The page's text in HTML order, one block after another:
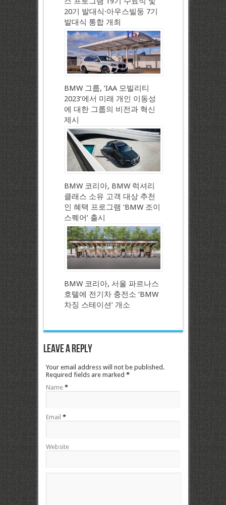
20기 발대식·아우스빌둥 7기
발대식 통합 개최
BMW 그룹, ‘IAA 모빌리티
2023’에서 미래 개인 이동성
에 대한 그룹의 비전과 혁신
제시
BMW 코리아, BMW 럭셔리
클래스 소유 고객 대상 추천
인 혜택 프로그램 ‘BMW 조이
스퀘어’ 출시
BMW 코리아, 서울 파르나스
호텔에 전기차 충전소 ‘BMW
차징 스테이션’ 개소
Leave a Reply
Your email address will not be published.
Required fields are marked *
Name *
Email *
Website